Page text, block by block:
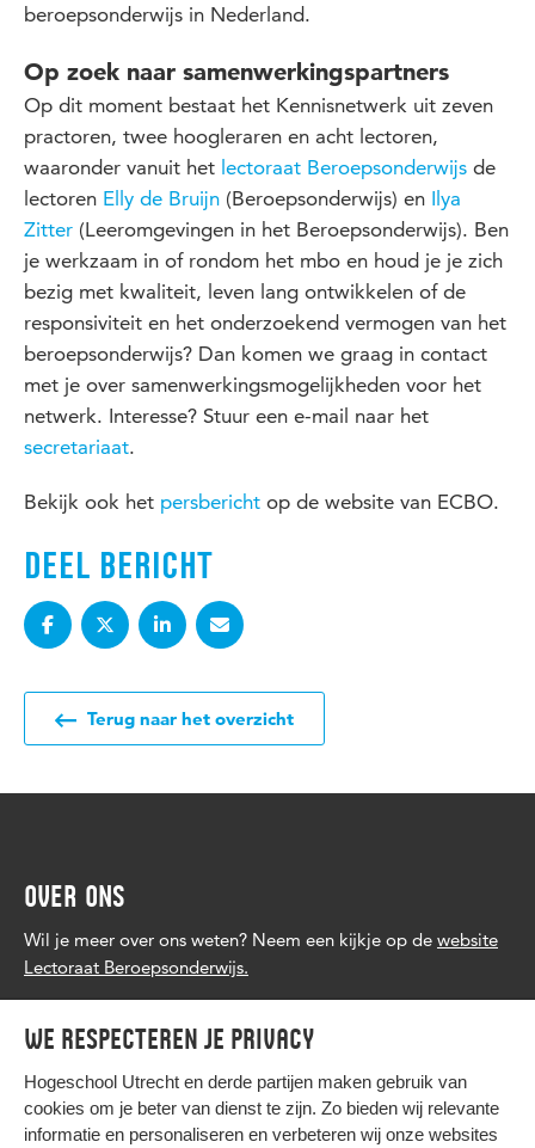
We respecteren je privacy
Hogeschool Utrecht en derde partijen maken gebruik van
cookies om je beter van dienst te zijn. Zo bieden wij relevante
informatie en personaliseren en verbeteren wij onze websites
beroepsonderwijs in Nederland.
Op zoek naar samenwerkingspartners
Op dit moment bestaat het Kennisnetwerk uit zeven
practoren, twee hoogleraren en acht lectoren,
waaronder vanuit het lectoraat Beroepsonderwijs de
lectoren Elly de Bruijn (Beroepsonderwijs) en Ilya
Zitter (Leeromgevingen in het Beroepsonderwijs). Ben
je werkzaam in of rondom het mbo en houd je je zich
bezig met kwaliteit, leven lang ontwikkelen of de
responsiviteit en het onderzoekend vermogen van het
beroepsonderwijs? Dan komen we graag in contact
met je over samenwerkingsmogelijkheden voor het
netwerk. Interesse? Stuur een e-mail naar het
secretariaat.
Bekijk ook het persbericht op de website van ECBO.
DEEL BERICHT
Terug naar het overzicht
OVER ONS
Wil je meer over ons weten? Neem een kijkje op de website
Lectoraat Beroepsonderwijs.